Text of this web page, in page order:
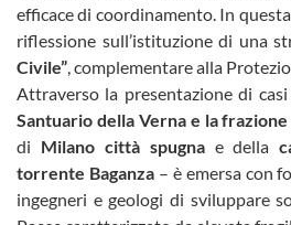
efficace di coordinamento. In
riflessione sull’istituzione di una
Civile”, complementare alla
Attraverso la presentazione di
Santuario della Verna e la frazione
di Milano città spugnae della
torrente Baganza– è emersa con
ingegneri e geologi di sviluppare